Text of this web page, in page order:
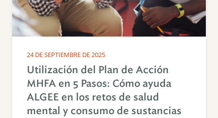
24 DE SEPTIEMBRE DE 2025
Utilización del Plan de Acción
MHFA en 5 Pasos: Cómo ayuda
ALGEE en los retos de salud
mental y consumo de sustancias